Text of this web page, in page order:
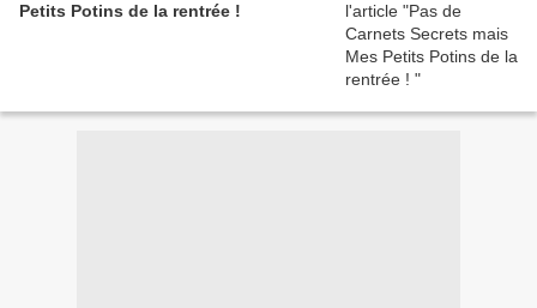
Petits Potins de la rentrée !